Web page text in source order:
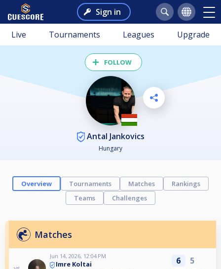
Sign in
Live Tournaments Leagues Upgrade
FOLLOW
Antal Jankovics
Hungary
Overview Tournaments Matches
Rankings
Teams
Challenges
Matches
Jun 14, 2026, 12:04 PM
Imre Koltai 6 5